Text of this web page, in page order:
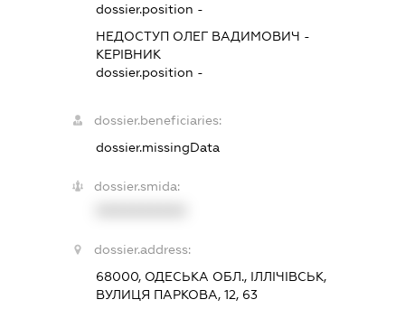
dossier.position -
НЕДОСТУП ОЛЕГ ВАДИМОВИЧ -
КЕРІВНИК
dossier.position -
dossier.beneficiaries:
dossier.missingData
dossier.smida:
dossier.address:
68000, ОДЕСЬКА ОБЛ., ІЛЛІЧІВСЬК,
ВУЛИЦЯ ПАРКОВА, 12, 63